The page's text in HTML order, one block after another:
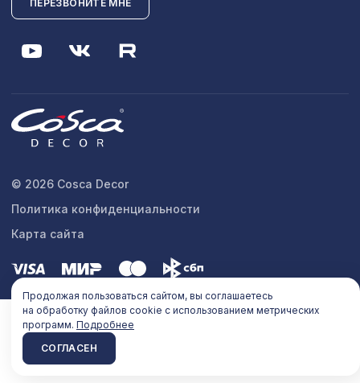
ПЕРЕЗВОНИТЕ МНЕ
© 2026 Cosca Decor
Политика конфиденциальности
Карта сайта
Продолжая пользоваться сайтом, вы соглашаетесь
на обработку файлов cookie с использованием метрических
программ. Подробнее
СОГЛАСЕН